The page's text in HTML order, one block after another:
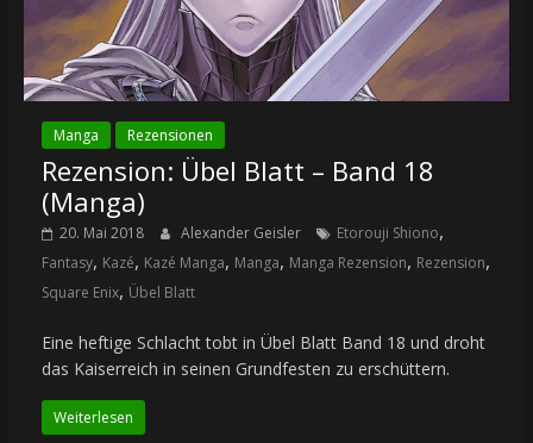
Manga Rezensionen
Rezension: Übel Blatt – Band 18
(Manga)
20. Mai 2018 Alexander Geisler Etorouji Shiono,
Fantasy, Kazé, Kazé Manga, Manga, Manga Rezension, Rezension,
Square Enix, Übel Blatt
Eine heftige Schlacht tobt in Übel Blatt Band 18 und droht
das Kaiserreich in seinen Grundfesten zu erschüttern.
Weiterlesen